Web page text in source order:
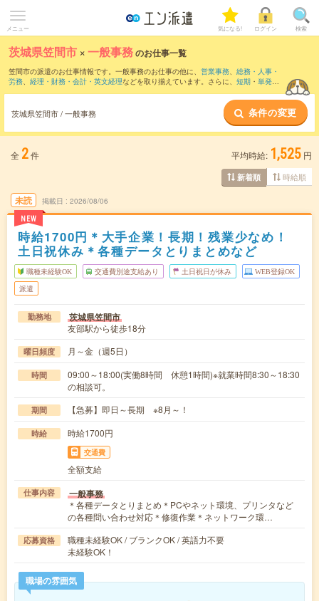
メニュー 気になる! ログイン 検索
茨城県笠間市 ×一般事務のお仕事一覧
笠間市の派遣のお仕事情報です。一般事務のお仕事の他に、 営業事務、 総務・人事・
労務、 経理・財務・会計・英文経理などを取り揃えています。さらに、 短期 ・ 単発な
茨城県笠間市 / 一般事務 条件の変更
全 2件 平均時給: 1,525 円
新着順 時給順
未読
NEW
掲載日 2026/08/06
時給1700円＊大手企業！長期！残業少なめ！
土日祝休み＊各種データとりまとめなど
職種未経験OK 交通費別途支給あり 土日祝日が休み WEB登録OK
派遣
勤務地 茨城県笠間市
友部駅から徒歩18分
曜日頻度 月～金（週5日）
時間
09:00～18:00(実働8時間 休憩1時間)※就業時間8:30～18:30
の相談可。
期間 【急募】即日～長期 ※8月～！
時給 時給1700円
交通費
全額支給
仕事内容 一般事務
＊各種データとりまとめ＊PCやネット環境、プリンタなど
の各種問い合わせ対応＊修復作業＊ネットワーク環…
応募資格
職種未経験OK / ブランクOK / 英語力不要
未経験OK！
職場の雰囲気